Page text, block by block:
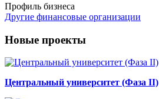
Профиль бизнеса
Другие финансовые организации
Новые проекты
Центральный университет (Фаза II)